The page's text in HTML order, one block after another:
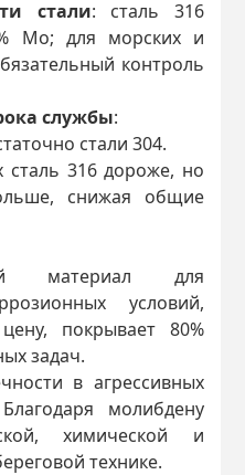
стали: сталь 316
Mo; для морских и
контроль
службы:
стали 304.
сталь 316 дороже, но
снижая общие
материал для
условий,
покрывает 80%
задач.
в агрессивных
молибдену
химической и
технике.